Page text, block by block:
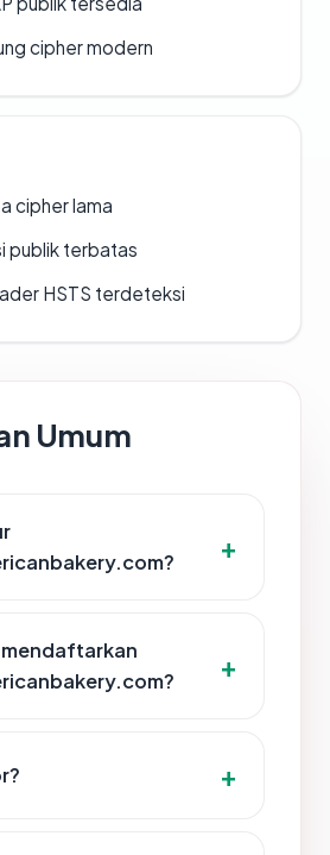
cipher modern
cipher lama
publik terbatas
HSTS terdeteksi
Umum